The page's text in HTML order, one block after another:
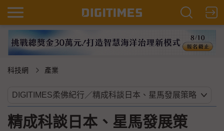
科技網 產業
精成科談日本、星馬發展策